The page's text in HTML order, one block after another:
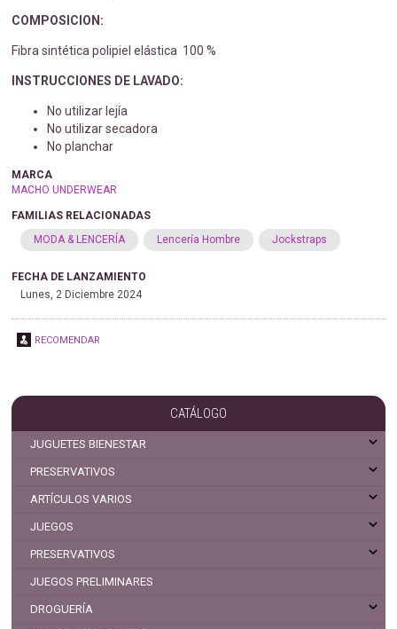
COMPOSICION:
Fibra sintética polipiel elástica 100 %
INSTRUCCIONES DE LAVADO:
No utilizar lejía
No utilizar secadora
No planchar
MARCA
MACHO UNDERWEAR
FAMILIAS RELACIONADAS
MODA & LENCERÍA
Lencería Hombre Jockstraps
FECHA DE LANZAMIENTO
Lunes, 2 Diciembre 2024
RECOMENDAR
CATÁLOGO
JUGUETES BIENESTAR
PRESERVATIVOS
ARTÍCULOS VARIOS
JUEGOS
PRESERVATIVOS
JUEGOS PRELIMINARES
DROGUERÍA